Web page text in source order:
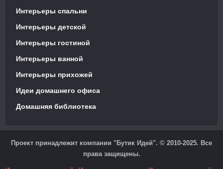
Интерьеры спальни
Интерьеры детской
Интерьеры гостиной
Интерьеры ванной
Интерьеры прихожей
Идеи домашнего офиса
Домашняя библиотека
Проект принадлежит компании "Бутик Идей". © 2010-2025. Все
права защищены.